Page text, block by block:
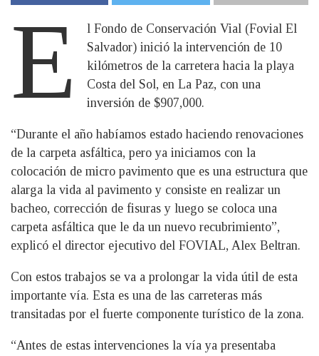
E
l Fondo de Conservación Vial (Fovial El
Salvador) inició la intervención de 10
kilómetros de la carretera hacia la playa
Costa del Sol, en La Paz, con una
inversión de $907,000.
“Durante el año habíamos estado haciendo renovaciones
de la carpeta asfáltica, pero ya iniciamos con la
colocación de micro pavimento que es una estructura que
alarga la vida al pavimento y consiste en realizar un
bacheo, corrección de fisuras y luego se coloca una
carpeta asfáltica que le da un nuevo recubrimiento”,
explicó el director ejecutivo del FOVIAL, Alex Beltran.
Con estos trabajos se va a prolongar la vida útil de esta
importante vía. Esta es una de las carreteras más
transitadas por el fuerte componente turístico de la zona.
“Antes de estas intervenciones la vía ya presentaba